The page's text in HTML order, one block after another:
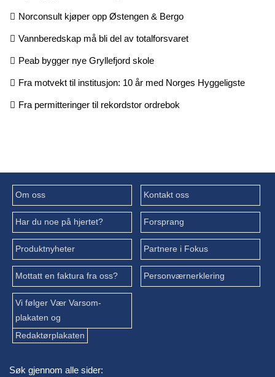
Norconsult kjøper opp Østengen & Bergo
Vannberedskap må bli del av totalforsvaret
Peab bygger nye Gryllefjord skole
Fra motvekt til institusjon: 10 år med Norges Hyggeligste
Fra permitteringer til rekordstor ordrebok
Om oss Kontakt oss
Har du noe på hjertet? Forsprang
Produktnyheter Partnere i Fokus
Mottatt en faktura fra oss? Personværnerklering
Vi følger Vær Varsom-
plakaten og
Redaktørplakaten
Søk gjennom alle sider: